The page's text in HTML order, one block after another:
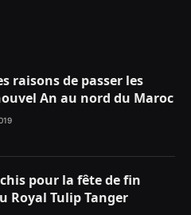
raisons de passer les
An au nord du Maroc
pour la fête de fin
Royal Tulip Tanger